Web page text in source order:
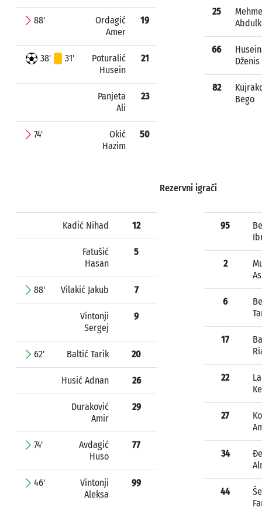
88'
Ordagić
Amer
19
38' 31'
Poturalić
Husein
21
Panjeta
Ali
23
74'
Okić
Hazim
50
25
66
Dženis
82
Bego
Rezervni igrači
Kadić Nihad 12
Fatušić
Hasan
5
88' Vilakić Jakub 7
Vintonji
Sergej
9
62' Baltić Tarik 20
Husić Adnan 26
Duraković
Amir
29
74'
Avdagić
Huso
77
46'
Vintonji
Aleksa
99
95
2
6
17
22
27
34
44